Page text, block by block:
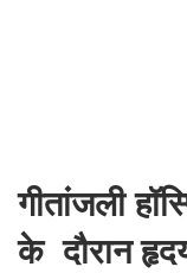
गीतांजली
के दौरान